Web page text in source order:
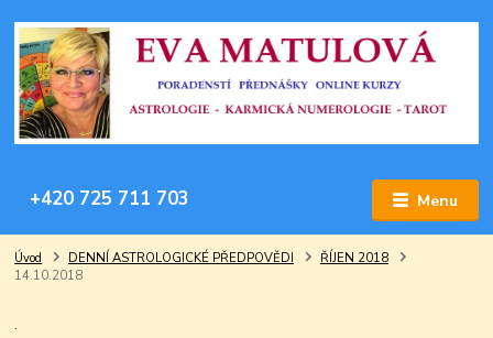
Menu
+420 725 711 703
Úvod DENNÍ ASTROLOGICKÉ PŘEDPOVĚDI
ŘÍJEN 2018
14.10.2018
.